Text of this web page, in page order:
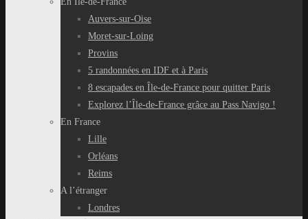
Auvers-sur-Oise
Moret-sur-Loing
Provins
5 randonnées en IDF et à Paris
8 escapades en Île-de-France pour quitter Paris
Explorez l’Île-de-France grâce au Pass Navigo !
En France
Lille
Orléans
Reims
A l’étranger
Londres